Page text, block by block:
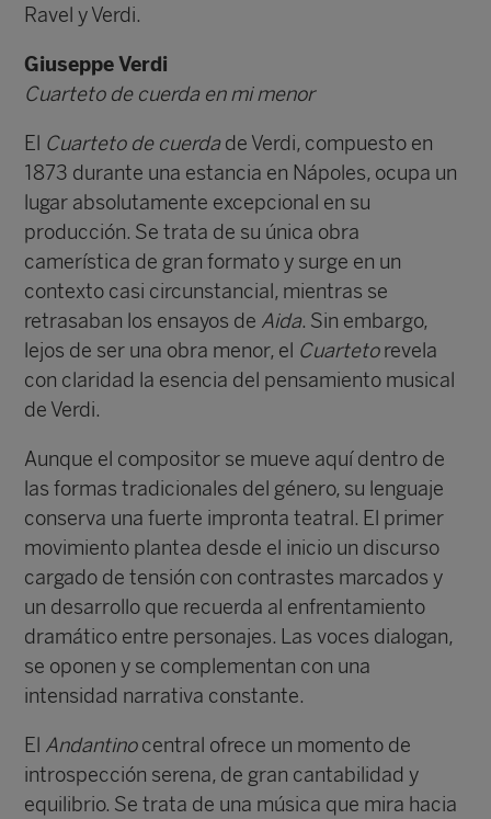
Ravel y Verdi.
Giuseppe Verdi
Cuarteto de cuerda en mi menor
El Cuarteto de cuerdade Verdi, compuesto en
1873 durante una estancia en Nápoles, ocupa un
lugar absolutamente excepcional en su
producción. Se trata de su única obra
camerística de gran formato y surge en un
contexto casi circunstancial, mientras se
retrasaban los ensayos de Aida. Sin embargo,
lejos de ser una obra menor, el Cuartetorevela
con claridad la esencia del pensamiento musical
de Verdi.
Aunque el compositor se mueve aquí dentro de
las formas tradicionales del género, su lenguaje
conserva una fuerte impronta teatral. El primer
movimiento plantea desde el inicio un discurso
cargado de tensión con contrastes marcados y
un desarrollo que recuerda al enfrentamiento
dramático entre personajes. Las voces dialogan,
se oponen y se complementan con una
intensidad narrativa constante.
El Andantinocentral ofrece un momento de
introspección serena, de gran cantabilidad y
equilibrio. Se trata de una música que mira hacia